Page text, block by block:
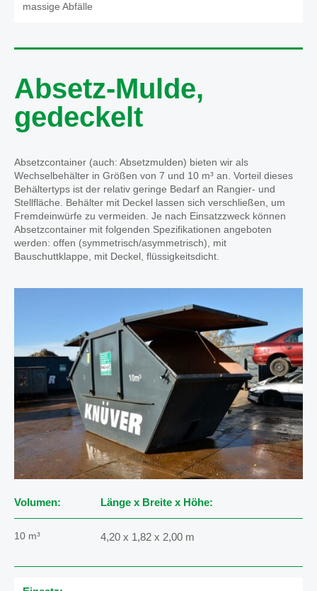
massige Abfälle
Absetz-Mulde,
gedeckelt
Absetzcontainer (auch: Absetzmulden) bieten wir als
Wechselbehälter in Größen von 7 und 10 m³ an. Vorteil dieses
Behältertyps ist der relativ geringe Bedarf an Rangier- und
Stellfläche. Behälter mit Deckel lassen sich verschließen, um
Fremdeinwürfe zu vermeiden. Je nach Einsatzzweck können
Absetzcontainer mit folgenden Spezifikationen angeboten
werden: offen (symmetrisch/asymmetrisch), mit
Bauschuttklappe, mit Deckel, flüssigkeitsdicht.
Volumen: Länge x Breite x Höhe:
10 m³ 4,20 x 1,82 x 2,00 m